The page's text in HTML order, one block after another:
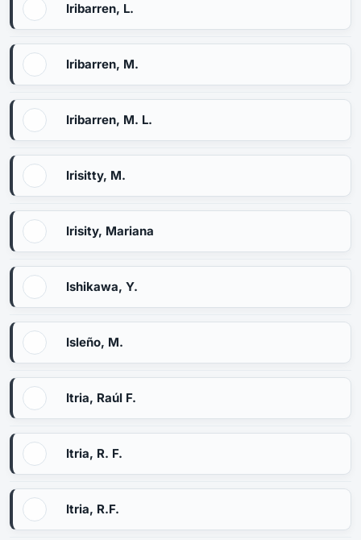
Iribarren, L.
Iribarren, M.
Iribarren, M. L.
Irisitty, M.
Irisity, Mariana
Ishikawa, Y.
Isleño, M.
Itria, Raúl F.
Itria, R. F.
Itria, R.F.